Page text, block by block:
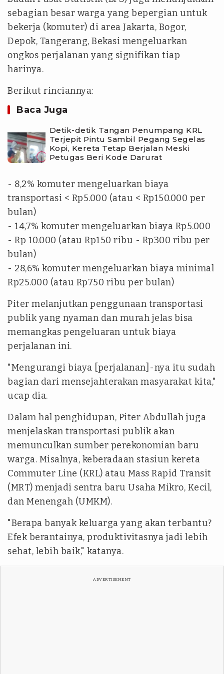
sebagian besar warga yang bepergian untuk
bekerja (komuter) di area Jakarta, Bogor,
Depok, Tangerang, Bekasi mengeluarkan
ongkos perjalanan yang signifikan tiap
harinya.
Berikut rinciannya:
Baca Juga
Detik-detik Tangan Penumpang KRL
Terjepit Pintu Sambil Pegang Segelas
Kopi, Kereta Tetap Berjalan Meski
Petugas Beri Kode Darurat
- 8,2% komuter mengeluarkan biaya
transportasi < Rp5.000 (atau < Rp150.000 per
bulan)
- 14,7% komuter mengeluarkan biaya Rp5.000
- Rp 10.000 (atau Rp150 ribu - Rp300 ribu per
bulan)
- 28,6% komuter mengeluarkan biaya minimal
Rp25.000 (atau Rp750 ribu per bulan)
Piter melanjutkan penggunaan transportasi
publik yang nyaman dan murah jelas bisa
memangkas pengeluaran untuk biaya
perjalanan ini.
"Mengurangi biaya [perjalanan]-nya itu sudah
bagian dari mensejahterakan masyarakat kita,"
ucap dia.
Dalam hal penghidupan, Piter Abdullah juga
menjelaskan transportasi publik akan
memunculkan sumber perekonomian baru
warga. Misalnya, keberadaan stasiun kereta
Commuter Line (KRL) atau Mass Rapid Transit
(MRT) menjadi sentra baru Usaha Mikro, Kecil,
dan Menengah (UMKM).
"Berapa banyak keluarga yang akan terbantu?
Efek berantainya, produktivitasnya jadi lebih
sehat, lebih baik," katanya.
ADVERTISEMENT